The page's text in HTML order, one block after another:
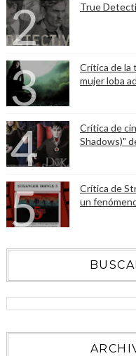
True
Crítica de la
mujer loba
Crítica de
Shadows)"
Crítica de
un